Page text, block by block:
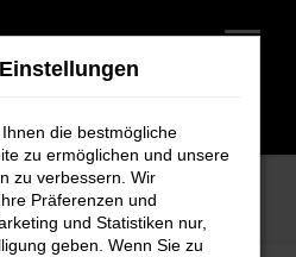
Porsche 718 Spyder Fahrzeuge bei
die bestmögliche
zu ermöglichen und unsere
zu verbessern. Wir
Präferenzen und
und Statistiken nur,
geben. Wenn Sie zu